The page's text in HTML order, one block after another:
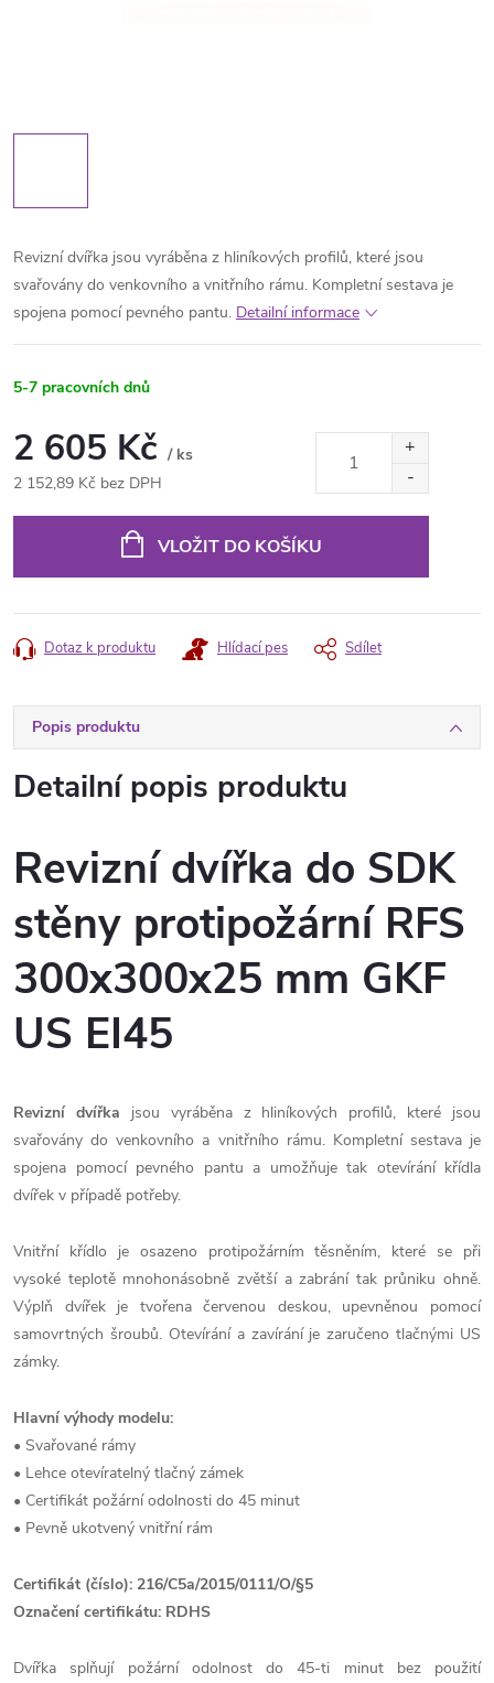
Revizní dvířka jsou vyráběna z hliníkových profilů, které jsou
svařovány do venkovního a vnitřního rámu. Kompletní sestava je
spojena pomocí pevného pantu. Detailní informace
5-7 pracovních dnů
2 605 Kč / ks
2 152,89 Kč bez DPH
VLOŽIT DO KOŠÍKU
Dotaz k produktu Hlídací pes Sdílet
Popis produktu
Detailní popis produktu
Revizní dvířka do SDK
stěny protipožární RFS
300x300x25 mm GKF
US EI45
Revizní dvířka jsou vyráběna z hliníkových profilů, které jsou
svařovány do venkovního a vnitřního rámu. Kompletní sestava je
spojena pomocí pevného pantu a umožňuje tak otevírání křídla
dvířek v případě potřeby.
Vnitřní křídlo je osazeno protipožárním těsněním, které se při
vysoké teplotě mnohonásobně zvětší a zabrání tak průniku ohně.
Výplň dvířek je tvořena červenou deskou, upevněnou pomocí
samovrtných šroubů. Otevírání a zavírání je zaručeno tlačnými US
zámky.
Hlavní výhody modelu:
• Svařované rámy
• Lehce otevíratelný tlačný zámek
• Certifikát požární odolnosti do 45 minut
• Pevně ukotvený vnitřní rám
Certifikát (číslo): 216/C5a/2015/0111/O/§5
Označení certifikátu: RDHS
Dvířka splňují požární odolnost do 45-ti minut bez použití